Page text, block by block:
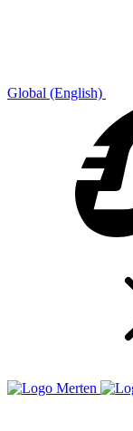
Global (English)